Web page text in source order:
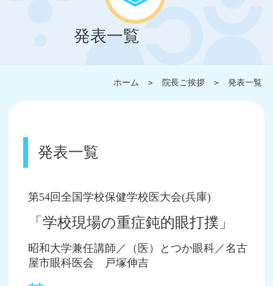
発表一覧
ホーム ＞ 院長ご挨拶 ＞ 発表一覧
発表一覧
第54回全国学校保健学校医大会(兵庫)
「学校現場の重症鈍的眼打撲」
昭和大学兼任講師／（医）とつか眼科／名古
屋市眼科医会 戸塚伸吉